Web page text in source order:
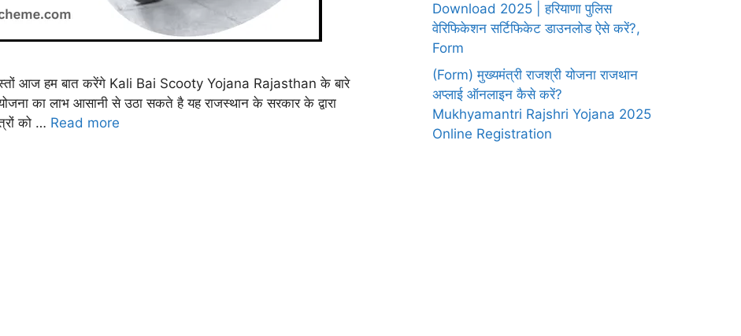
आज हम बात करेंगे Kali Bai Scooty Yojana Rajasthan के बारे
का लाभ आसानी से उठा सकते है यह राजस्थान के सरकार के द्वारा
को … Read more
Download 2025 | हरियाणा पुलिस
वेरिफिकेशन सर्टिफिकेट डाउनलोड ऐसे करें?,
Form
(Form) मुख्यमंत्री राजश्री योजना राजथान
अप्लाई ऑनलाइन कैसे करें?
Mukhyamantri Rajshri Yojana 2025
Online Registration